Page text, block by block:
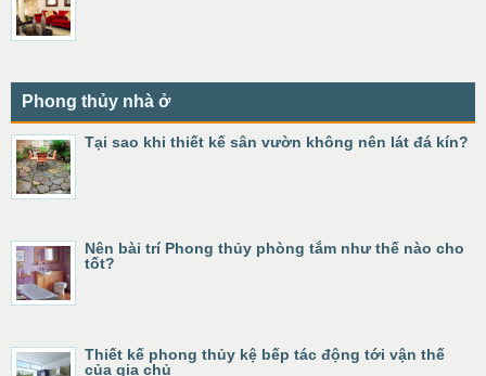
Phong thủy nhà ở
Tại sao khi thiết kế sân vườn không nên lát đá kín?
Nên bài trí Phong thủy phòng tắm như thế nào cho
tốt?
Thiết kế phong thủy kệ bếp tác động tới vận thế
của gia chủ